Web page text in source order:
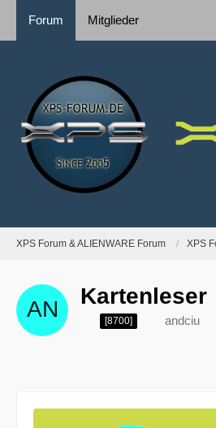
Forum Mitglieder
XPS Forum & ALIENWARE Forum XPS
Kartenleser
[8700] andciu